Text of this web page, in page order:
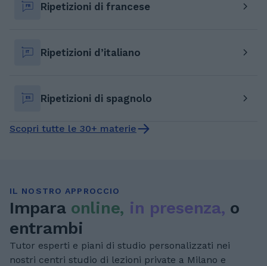
Ripetizioni di francese
Ripetizioni d’italiano
Ripetizioni di spagnolo
Scopri tutte le 30+ materie
IL NOSTRO APPROCCIO
Impara online, in presenza, o
entrambi
Tutor esperti e piani di studio personalizzati nei
nostri centri studio di lezioni private a Milano e